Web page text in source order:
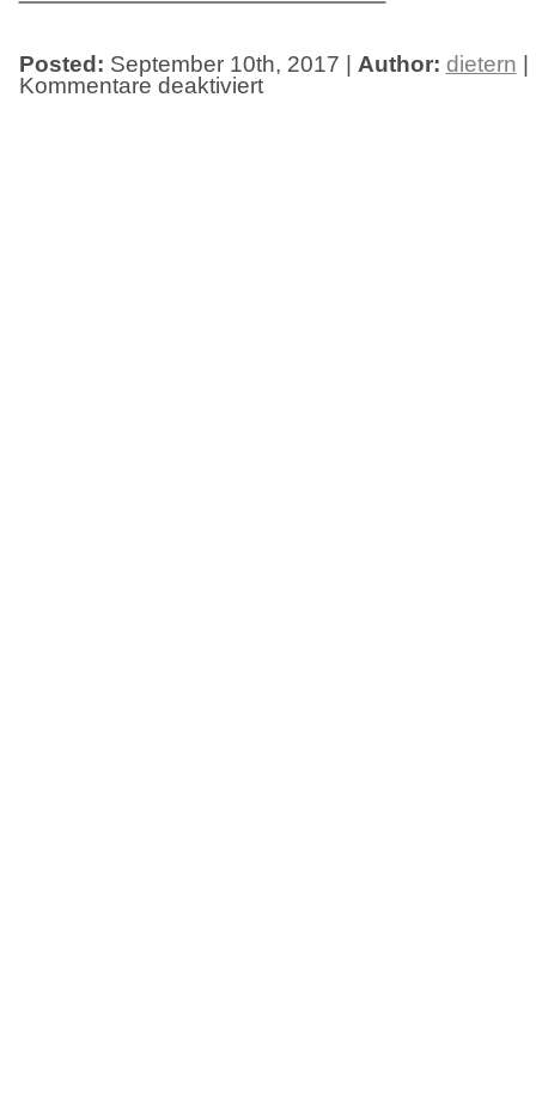
Posted: September 10th, 2017 | Author: dietern
Kommentare deaktiviertfür
Berührungspunkte